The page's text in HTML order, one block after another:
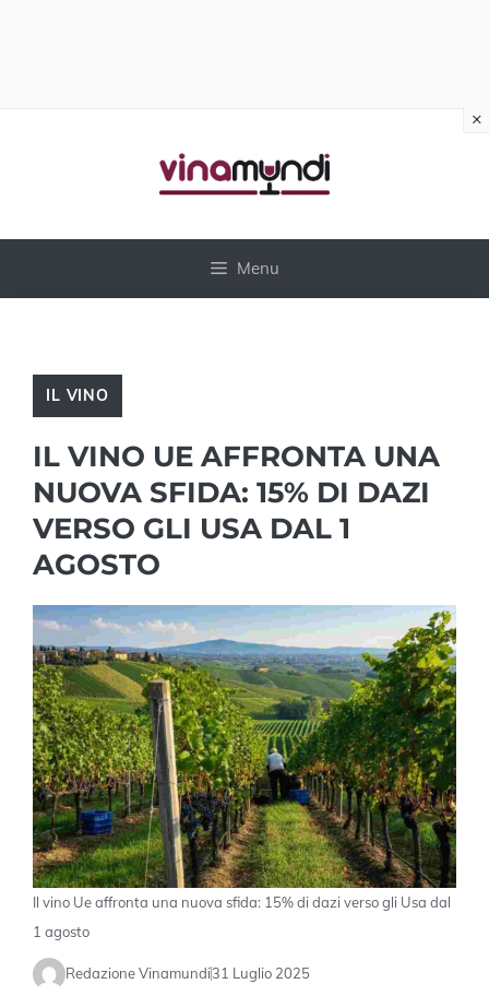
Menu
IL VINO
IL VINO UE AFFRONTA UNA
NUOVA SFIDA: 15% DI DAZI
VERSO GLI USA DAL 1
AGOSTO
Il vino Ue affronta una nuova sfida: 15% di dazi verso gli Usa dal
1 agosto
Redazione Vinamundi31 Luglio 2025
×